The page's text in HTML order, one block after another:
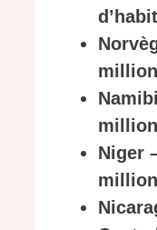
Niger